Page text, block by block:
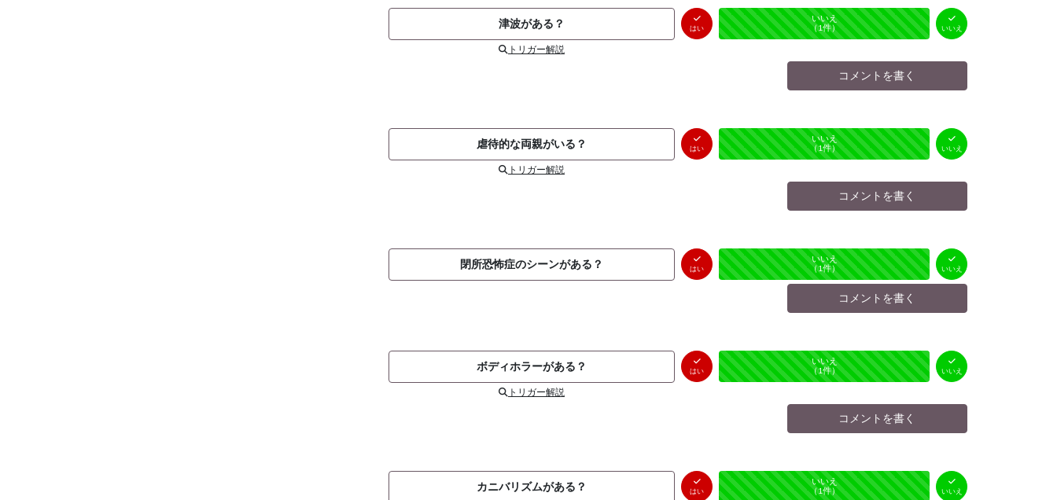
津波がある？
トリガー解説
はい
はい
（0件）
未投票
いいえ
（1件） いいえ
コメントを書く
虐待的な両親がいる？
トリガー解説
はい
はい
（0件）
未投票
いいえ
（1件） いいえ
コメントを書く
閉所恐怖症のシーンがある？ はい
はい
（0件）
未投票
いいえ
（1件） いいえ
コメントを書く
ボディホラーがある？
トリガー解説
はい
はい
（0件）
未投票
いいえ
（1件） いいえ
コメントを書く
カニバリズムがある？ はい
はい
（0件）
未投票
いいえ
（1件） いいえ